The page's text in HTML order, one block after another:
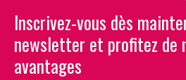
Inscrivez-vous dès
newsletter et profitez de
avantages